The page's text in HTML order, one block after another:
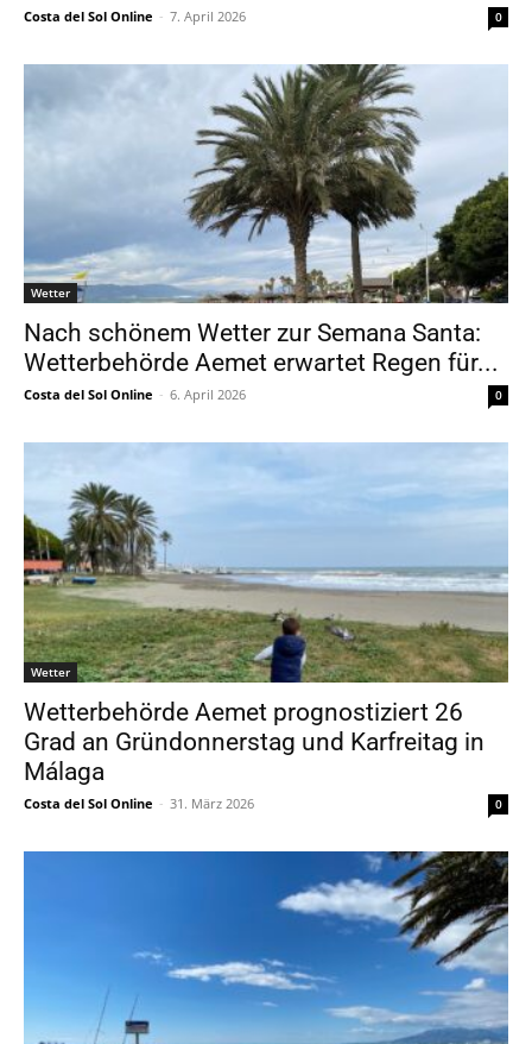
Costa del Sol Online - 7. April 2026 0
Wetter
Nach schönem Wetter zur Semana Santa:
Wetterbehörde Aemet erwartet Regen für...
Costa del Sol Online - 6. April 2026 0
Wetter
Wetterbehörde Aemet prognostiziert 26
Grad an Gründonnerstag und Karfreitag in
Málaga
Costa del Sol Online - 31. März 2026 0